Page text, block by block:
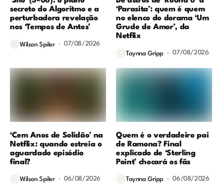
secreto do Algoritmo e a
perturbadora revelação
nos ‘Tempos de Antes’
Wilson Spiler 07/08/2026
‘Parasita’: quem é quem
no elenco do dorama ‘Um
Grude de Amor’, da
Netflix
Taynna Gripp 07/08/2026
‘Cem Anos de Solidão’ na
Netflix: quando estreia o
aguardado episódio
final?
Wilson Spiler 06/08/2026
Quem é o verdadeiro pai
de Ramona? Final
explicado de ‘Sterling
Point’ chocará os fãs
Taynna Gripp 06/08/2026